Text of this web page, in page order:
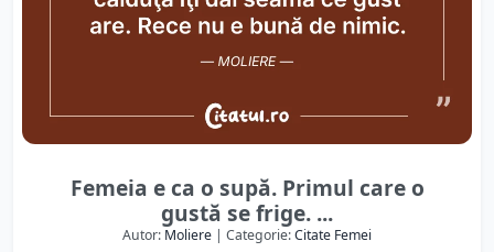
Femeia e ca o supă. Primul care o
gustă se frige. ...
Autor: Moliere | Categorie:Citate Femei